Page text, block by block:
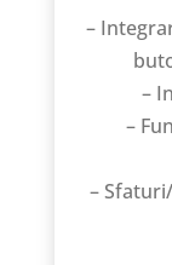
–
–
–
–